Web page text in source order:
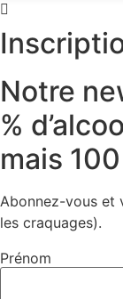
Notre
%
mais
Abonnez-vous et
les craquages).
Prénom